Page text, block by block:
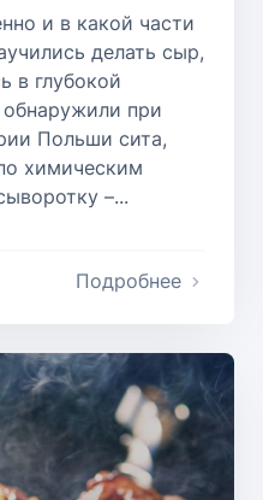
и в какой части
делать сыр,
в глубокой
при
Польши сита,
химическим
–...
Подробнее